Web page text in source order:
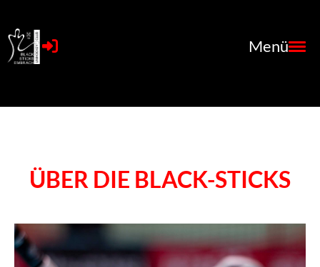
Menü
ÜBER DIE BLACK-STICKS